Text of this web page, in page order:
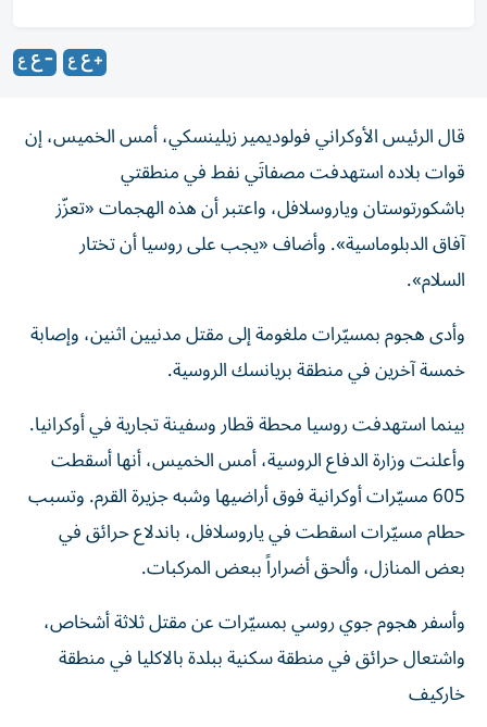
قال الرئيس الأوكراني فولوديمير زيلينسكي، أمس الخميس، إن
قوات بلاده استهدفت مصفاتَي نفط في منطقتي
باشكورتوستان وياروسلافل، واعتبر أن هذه الهجمات «تعزّز
آفاق الدبلوماسية». وأضاف «يجب على روسيا أن تختار
السلام».
وأدى هجوم بمسيّرات ملغومة إلى مقتل مدنيين ​اثنين، وإصابة
خمسة ‌آخرين في منطقة بريانسك ‌الروسية.
بينما استهدفت روسيا محطة قطار وسفينة تجارية في أوكرانيا.
وأعلنت وزارة الدفاع الروسية، أمس الخميس، أنها أسقطت
605 مسيّرات أوكرانية فوق أراضيها وشبه جزيرة القرم. وتسبب
حطام مسيّرات اسقطت في ياروسلافل، باندلاع حرائق في
بعض المنازل، وألحق أضراراً ببعض المركبات.
وأسفر هجوم جوي روسي بمسيّرات عن مقتل ثلاثة أشخاص،
واشتعال حرائق في منطقة سكنية ببلدة بالاكليا في منطقة
خاركيف